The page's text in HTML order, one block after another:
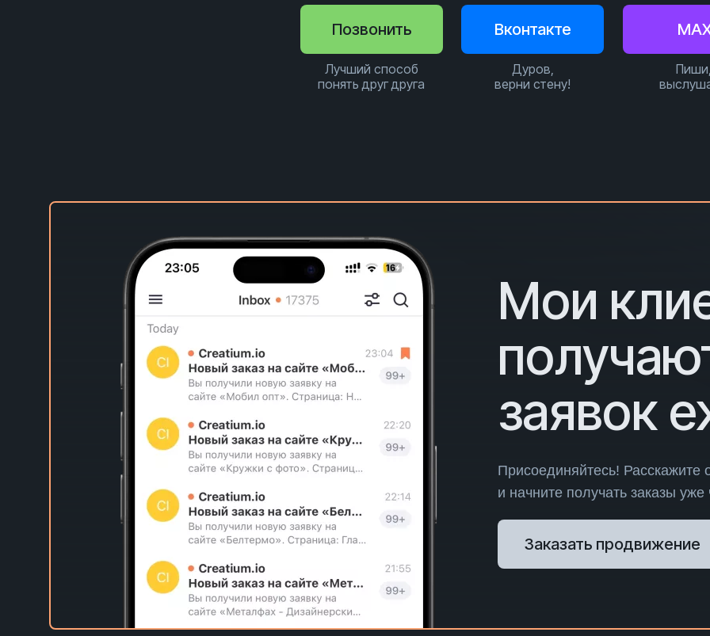
Позвонить
Лучший способ
понять друг друга
Вконтакте
Дуров,
верни стену!
MAX
Мои
заявок
Присоединяйтесь! Расскажите
и начните получать заказы
Заказать продвижение